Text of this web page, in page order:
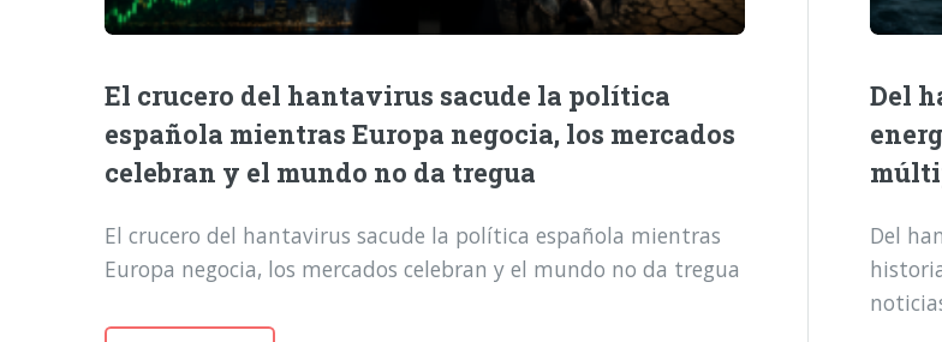
El crucero del hantavirus sacude la política
española mientras Europa negocia, los mercados
celebran y el mundo no da tregua
El crucero del hantavirus sacude la política española mientras
Europa negocia, los mercados celebran y el mundo no da tregua
Del
Del